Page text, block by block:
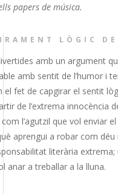
papers de música.
LÒGIC
amb un argument
amb sentit de l’humor i
el fet de capgirar el sentit
de l’extrema innocència
l’agutzil que vol enviar
aprengui a robar com déu
literària extrema;
anar a treballar a la lluna.